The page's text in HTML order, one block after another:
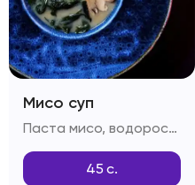
Мисо суп
Паста мисо, водоросли вакамэ, грибы шиитаке, сыр тоффу, зелень
45 с.